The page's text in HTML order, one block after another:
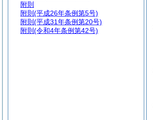
附則
附則 (平成26年条例第5号)
附則 (平成31年条例第20号)
附則 (令和4年条例第42号)